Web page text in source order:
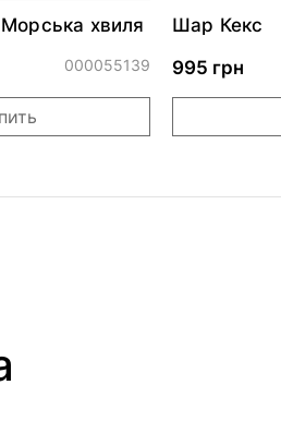
хвиля
000055139
Шар Кекс
995 грн